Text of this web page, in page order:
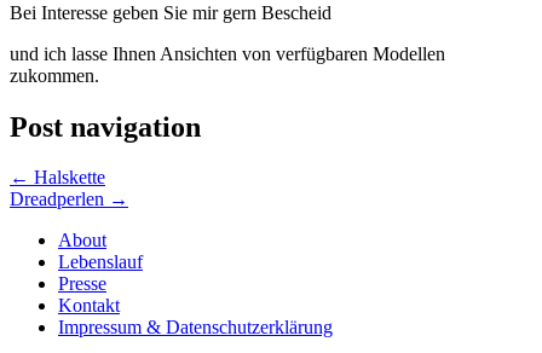
Bei Interesse geben Sie mir gern Bescheid
und ich lasse Ihnen Ansichten von verfügbaren Modellen
zukommen.
Post navigation
← Halskette
Dreadperlen →
About
Lebenslauf
Presse
Kontakt
Impressum & Datenschutzerklärung